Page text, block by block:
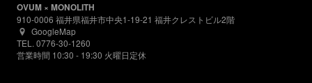
OVUM × MONOLITH
910-0006 福井県福井市中央1-19-21 福井クレストビル2階
GoogleMap
TEL. 0776-30-1260
営業時間 10:30 - 19:30 火曜日定休